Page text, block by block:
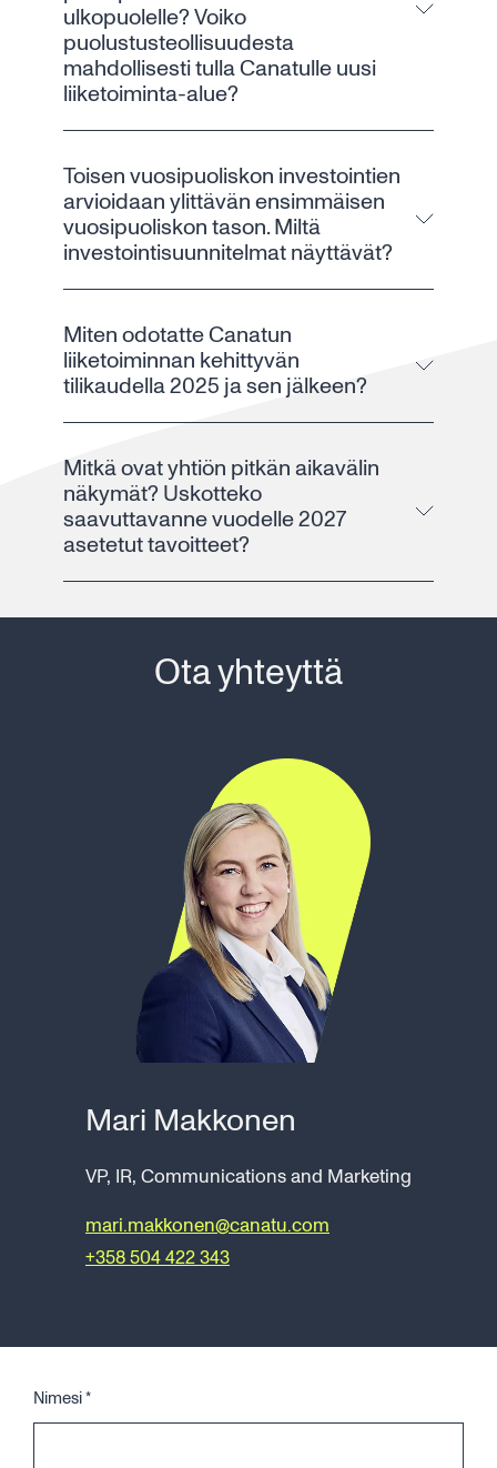
ulkopuolelle? Voiko
puolustusteollisuudesta
mahdollisesti tulla Canatulle uusi
liiketoiminta-alue?
Toisen vuosipuoliskon investointien
arvioidaan ylittävän ensimmäisen
vuosipuoliskon tason. Miltä
investointisuunnitelmat näyttävät?
Miten odotatte Canatun
liiketoiminnan kehittyvän
tilikaudella 2025 ja sen jälkeen?
Mitkä ovat yhtiön pitkän aikavälin
näkymät? Uskotteko
saavuttavanne vuodelle 2027
asetetut tavoitteet?
Ota yhteyttä
Mari Makkonen
VP, IR, Communications and Marketing
mari.makkonen@canatu.com
+358 504 422 343
Nimesi*